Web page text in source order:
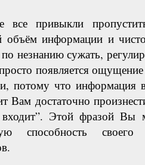
все привыкли
объём информации и
незнанию сужать,
появляется
потому что информация
Вам достаточно
Этой фразой Вы
способность